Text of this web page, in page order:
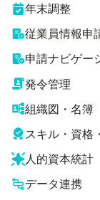
年末調整
従業員情報申
申請ナビゲー
発令管理
組織図・名簿
スキル・資格
人的資本統計
データ連携